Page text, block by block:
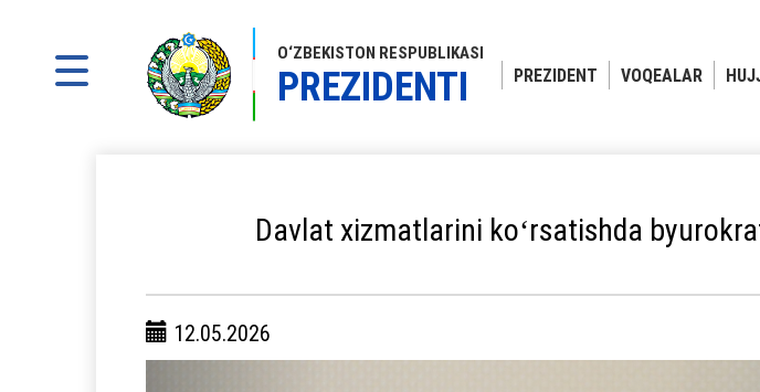
O‘ZBEKISTON RESPUBLIKASI
PREZIDENTI PREZIDENT VOQEALAR
Davlat xizmatlarini koʻrsatishda
12.05.2026